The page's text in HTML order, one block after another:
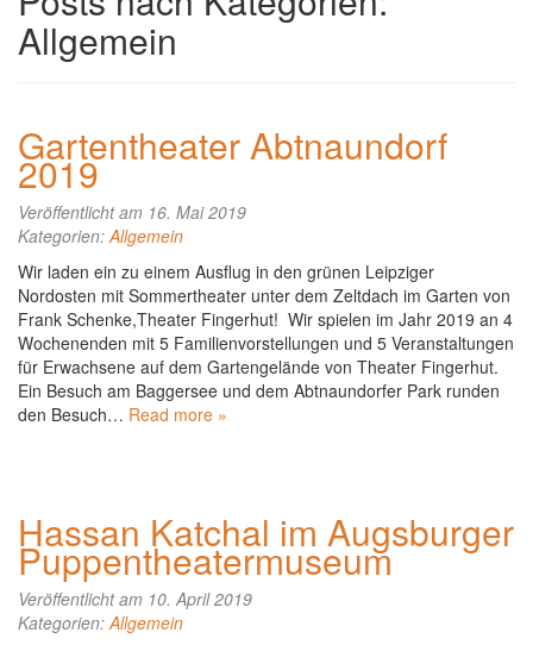
Allgemein
Gartentheater Abtnaundorf
2019
Veröffentlicht am 16. Mai 2019
Kategorien:Allgemein
Wir laden ein zu einem Ausflug in den grünen Leipziger
Nordosten mit Sommertheater unter dem Zeltdach im Garten von
Frank Schenke,Theater Fingerhut! Wir spielen im Jahr 2019 an 4
Wochenenden mit 5 Familienvorstellungen und 5 Veranstaltungen
für Erwachsene auf dem Gartengelände von Theater Fingerhut.
Ein Besuch am Baggersee und dem Abtnaundorfer Park runden
den Besuch… Read more »
Hassan Katchal im Augsburger
Puppentheatermuseum
Veröffentlicht am 10. April 2019
Kategorien:Allgemein